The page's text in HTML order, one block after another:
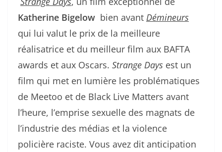
Katherine Bigelow bien avant Démineurs
qui lui valut le prix de la meilleure
réalisatrice et du meilleur film aux BAFTA
awards et aux Oscars. Strange Days est un
film qui met en lumière les problématiques
de Meetoo et de Black Live Matters avant
l’heure, l’emprise sexuelle des magnats de
l’industrie des médias et la violence
policière raciste. Vous avez dit anticipation